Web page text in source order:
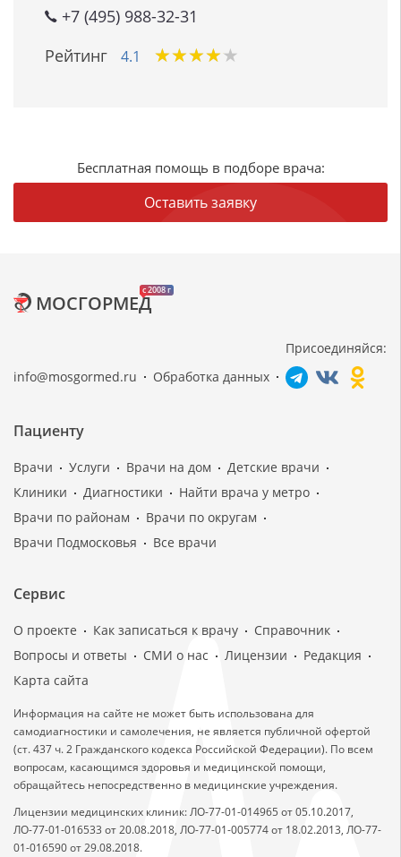
+7 (495) 988-32-31
Рейтинг
4.1 ★★★★★
★★★★★
Бесплатная помощь в подборе врача:
Оставить заявку
c 2008 г
МОСГОРМЕД
info@mosgormed.ru Обработка данных
Присоединяйся:
Пациенту
Врачи Услуги Врачи на дом
Детские врачи
Клиники
Диагностики
Найти врача у метро
Врачи по районам
Врачи по округам
Врачи Подмосковья
Все врачи
Сервис
О проекте Как записаться к врачу
Справочник
Вопросы и ответы
СМИ о нас Лицензии
Редакция
Карта сайта
Информация на сайте не может быть использована для
самодиагностики и самолечения, не является публичной офертой
(ст. 437 ч. 2 Гражданского кодекса Российской Федерации). По всем
вопросам, касающимся здоровья и медицинской помощи,
обращайтесь непосредственно в медицинские учреждения.
Лицензии медицинских клиник: ЛО-77-01-014965 от 05.10.2017,
ЛО-77-01-016533 от 20.08.2018, ЛО-77-01-005774 от 18.02.2013, ЛО-77-
01-016590 от 29.08.2018.